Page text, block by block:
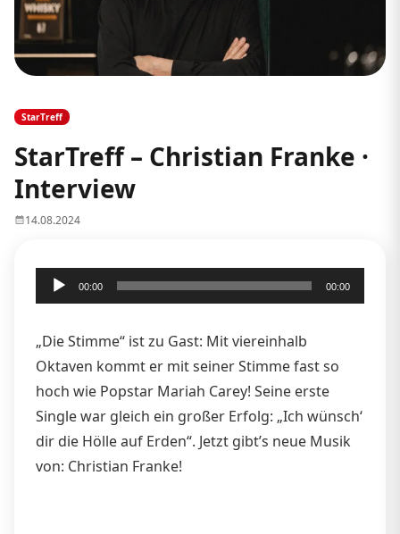
StarTreff
StarTreff – Christian Franke ·
Interview
14.08.2024
Audio-
Player
00:00 00:00
„Die Stimme“ ist zu Gast: Mit viereinhalb
Oktaven kommt er mit seiner Stimme fast so
hoch wie Popstar Mariah Carey! Seine erste
Single war gleich ein großer Erfolg: „Ich wünsch‘
dir die Hölle auf Erden“. Jetzt gibt’s neue Musik
von: Christian Franke!